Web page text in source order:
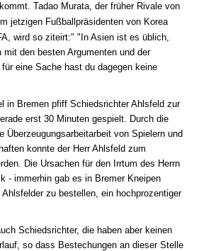
Tadao Murata, der früher Rivale von
jetzigen Fußballpräsidenten von Korea
wird so ziteirt:" "In Asien ist es üblich,
den besten Argumenten und der
eine Sache hast du dagegen keine
in Bremen pfiff Schiedsrichter Ahlsfeld zur
erst 30 Minuten gespielt. Durch die
Überzeugungsarbeitarbeit von Spielern und
konnte der Herr Ahlsfeld zum
Die Ursachen für den Irrtum des Herrn
- immerhin gab es in Bremer Kneipen
zu bestellen, ein hochprozentiger
Schiedsrichter, die haben aber keinen
so dass Bestechungen an dieser Stelle